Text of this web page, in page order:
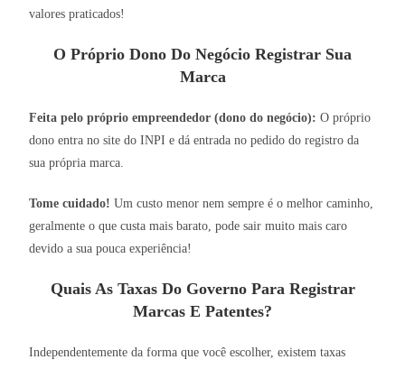
valores praticados!
O Próprio Dono Do Negócio Registrar Sua
Marca
Feita pelo próprio empreendedor (dono do negócio): O próprio
dono entra no site do INPI e dá entrada no pedido do registro da
sua própria marca.
Tome cuidado! Um custo menor nem sempre é o melhor caminho,
geralmente o que custa mais barato, pode sair muito mais caro
devido a sua pouca experiência!
Quais As Taxas Do Governo Para Registrar
Marcas E Patentes?
Independentemente da forma que você escolher, existem taxas